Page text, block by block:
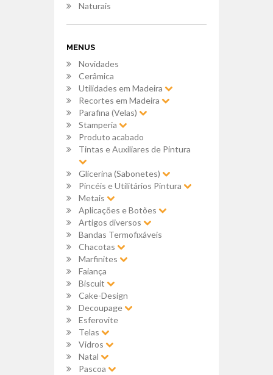
Naturais
MENUS
Novidades
Cerâmica
Utilidades em Madeira
Recortes em Madeira
Parafina (Velas)
Stamperia
Produto acabado
Tintas e Auxiliares de Pintura
Glicerina (Sabonetes)
Pincéis e Utilitários Pintura
Metais
Aplicações e Botões
Artigos diversos
Bandas Termofixáveis
Chacotas
Marfinites
Faiança
Biscuit
Cake-Design
Decoupage
Esferovite
Telas
Vidros
Natal
Pascoa